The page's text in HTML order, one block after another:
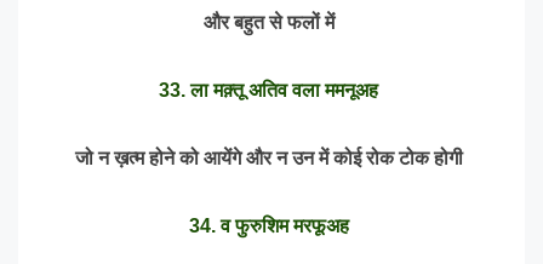
और बहुत से फलों में
33. ला मक़्तू अतिव वला ममनूअह
जो न ख़त्म होने को आयेंगे और न उन में कोई रोक टोक होगी
34. व फुरुशिम मरफूअह